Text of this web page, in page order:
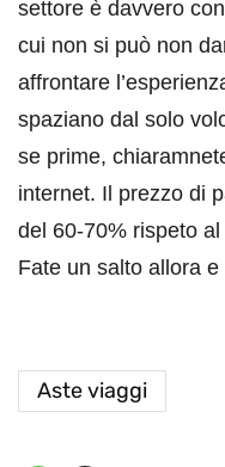
settore è davvero
cui non si può non
affrontare
spaziano dal solo
se prime,
internet. Il prezzo di
del 60-70% rispeto
Fate un salto allora
Aste viaggi